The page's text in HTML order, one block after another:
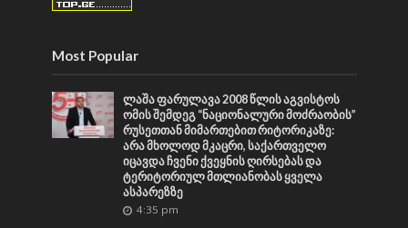
Most Popular
ლაშა ფარულავა 2008 წლის აგვისტოს
ომის შემდეგ “ნაციონალური მოძრაობის”
რუსეთთან მიმართებით რიტორიკაზე:
არა მხოლოდ მკაცრი, საქართველო
იცავდა ჩვენი ქვეყნის ღირსებას და
ტერიტორიულ მთლიანობას ყველა
ასპარეზზე
4:35 pm